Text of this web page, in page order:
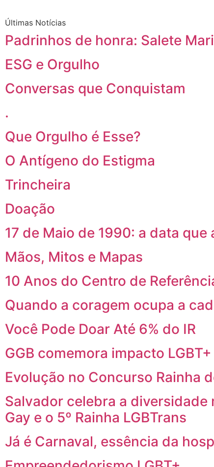
Últimas Notícias
Padrinhos de honra: Salete
ESG e Orgulho
Conversas que Conquistam
.
Que Orgulho é Esse?
O Antígeno do Estigma
Trincheira
Doação
17 de Maio de 1990: a data
Mãos, Mitos e Mapas
10 Anos do Centro de
Quando a coragem ocupa a
Você Pode Doar Até 6% do IR
GGB comemora impacto
Evolução no Concurso Rainha
Salvador celebra a diversidade
Gay e o 5º Rainha LGBTrans
Já é Carnaval, essência da